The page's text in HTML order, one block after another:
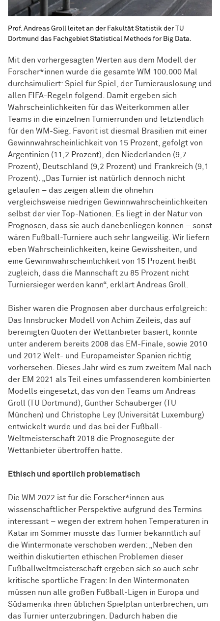
Mit den vorhergesagten Werten aus dem Modell der
Forscher*innen wurde die gesamte WM 100.000 Mal
durchsimuliert: Spiel für Spiel, der Turnierauslosung und
allen FIFA-Regeln folgend. Damit ergeben sich
Wahrscheinlichkeiten für das Weiterkommen aller
Teams in die einzelnen Turnierrunden und letztendlich
für den WM-Sieg. Favorit ist diesmal Brasilien mit einer
Gewinnwahrscheinlichkeit von 15 Prozent, gefolgt von
Argentinien (11,2 Prozent), den Niederlanden (9,7
Prozent), Deutschland (9,2 Prozent) und Frankreich (9,1
Prozent). „Das Turnier ist natürlich dennoch nicht
gelaufen – das zeigen allein die ohnehin
vergleichsweise niedrigen Gewinnwahrscheinlichkeiten
selbst der vier Top-Nationen. Es liegt in der Natur von
Prognosen, dass sie auch danebenliegen können – sonst
wären Fußball-Turniere auch sehr langweilig. Wir liefern
eben Wahrscheinlichkeiten, keine Gewissheiten, und
eine Gewinnwahrscheinlichkeit von 15 Prozent heißt
zugleich, dass die Mannschaft zu 85 Prozent nicht
Turniersieger werden kann“, erklärt Andreas Groll.
Prof. Andreas Groll leitet an der Fakultät Statistik der TU
Dortmund das Fachgebiet Statistical Methods for Big Data.
Bisher waren die Prognosen aber durchaus erfolgreich:
Das Innsbrucker Modell von Achim Zeileis, das auf
bereinigten Quoten der Wettanbieter basiert, konnte
unter anderem bereits 2008 das EM-Finale, sowie 2010
und 2012 Welt- und Europameister Spanien richtig
vorhersehen. Dieses Jahr wird es zum zweitem Mal nach
der EM 2021 als Teil eines umfassenderen kombinierten
Modells eingesetzt, das von den Teams um Andreas
Groll (TU Dortmund), Gunther Schauberger (TU
München) und Christophe Ley (Universität Luxemburg)
entwickelt wurde und das bei der Fußball-
Weltmeisterschaft 2018 die Prognosegüte der
Wettanbieter übertroffen hatte.
Ethisch und sportlich problematisch
Die WM 2022 ist für die Forscher*innen aus
wissenschaftlicher Perspektive aufgrund des Termins
interessant – wegen der extrem hohen Temperaturen in
Katar im Sommer musste das Turnier bekanntlich auf
die Wintermonate verschoben werden: „Neben den
weithin diskutierten ethischen Problemen dieser
Fußballweltmeisterschaft ergeben sich so auch sehr
kritische sportliche Fragen: In den Wintermonaten
müssen nun alle großen Fußball-Ligen in Europa und
Südamerika ihren üblichen Spielplan unterbrechen, um
das Turnier unterzubringen. Dadurch haben die